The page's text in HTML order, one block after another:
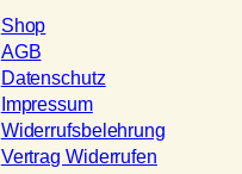
Shop
AGB
Datenschutz
Impressum
Widerrufsbelehrung
Vertrag Widerrufen